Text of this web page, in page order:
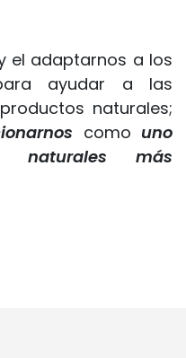
el adaptarnos a los
ayudar a las
naturales;
como uno
naturales más